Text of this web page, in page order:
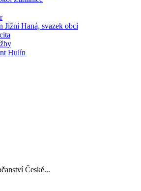
Jižní Haná, svazek obcí
Hulín
České...